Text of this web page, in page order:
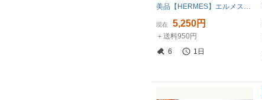
美品【HERMES】エルメス／お箱付き／ネクタイ／ファソネライン／ピンクxパープル系／明桃色x紫色系ｘ全面Ｈロゴマーク
現在 5,250円
＋送料950円
6
1日